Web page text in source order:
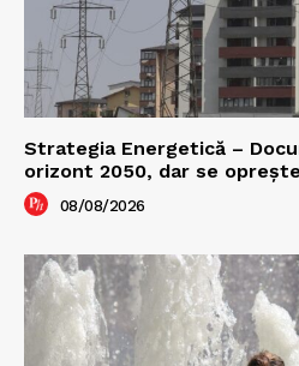
Strategia Energetică –
orizont 2050, dar se
08/08/2026